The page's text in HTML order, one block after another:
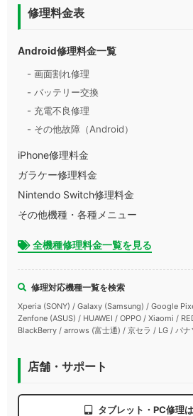
修理料金表
Android修理料金一覧
- 画面割れ修理
- バッテリー交換
- 充電不良修理
- その他故障（Android）
iPhone修理料金
ガラケー修理料金
Nintendo Switch修理料金
その他機種・各種メニュー
全機種修理料金一覧を見る
修理対応機種一覧を検索
Xperia (SONY) / Galaxy (Samsung) / Google
Zenfone (ASUS) / HUAWEI / OPPO / Xiaomi /
BlackBerry / arrows (富士通) / 京セラ / LG / パ
店舗・サポート
タブレット・PC修理